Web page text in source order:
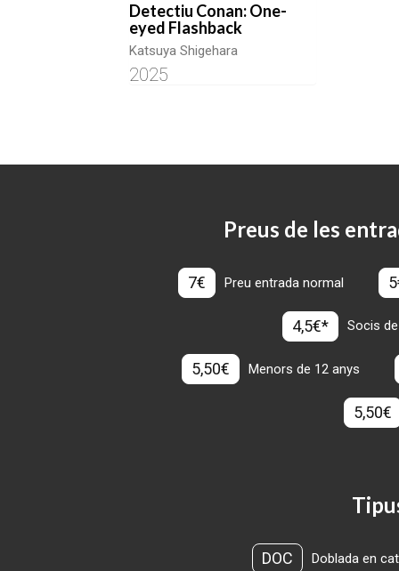
Detectiu Conan: One-
eyed Flashback
Katsuya Shigehara
2025
Preus de les
7€ Preu entrada normal
4,5€* Socis
5,50€ Menors de 12 anys
5,50€
DOC Doblada en